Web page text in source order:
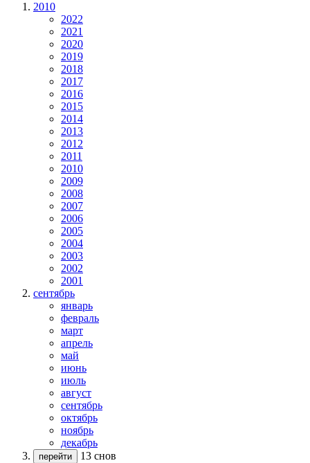
2010
2022
2021
2020
2019
2018
2017
2016
2015
2014
2013
2012
2011
2010
2009
2008
2007
2006
2005
2004
2003
2002
2001
сентябрь
январь
февраль
март
апрель
май
июнь
июль
август
сентябрь
октябрь
ноябрь
декабрь
перейти 13 снов